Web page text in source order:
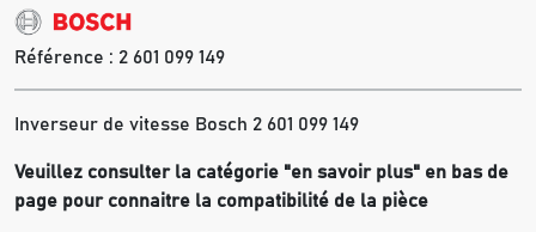
Référence : 2 601 099 149
Inverseur de vitesse Bosch 2 601 099 149
Veuillez consulter la catégorie "en savoir plus" en bas de
page pour connaitre la compatibilité de la pièce